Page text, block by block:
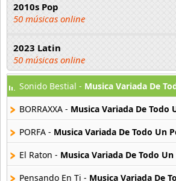
2010s Pop
50 músicas online
2023 Latin
50 músicas online
2023 Pop
80 músicas online
2023 Rock
59 músicas online
Sonido Bestial - Musica Variada De
BORRAXXA - Musica Variada De Todo
PORFA - Musica Variada De Todo Un
El Raton - Musica Variada De Todo Un
Pensando En Ti - Musica Variada De